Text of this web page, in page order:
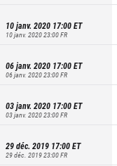
10 janv. 2020 17:00ET
10 janv. 2020 23:00FR
06 janv. 2020 17:00ET
06 janv. 2020 23:00FR
03 janv. 2020 17:00ET
03 janv. 2020 23:00FR
29 déc. 2019 17:00ET
29 déc. 2019 23:00FR